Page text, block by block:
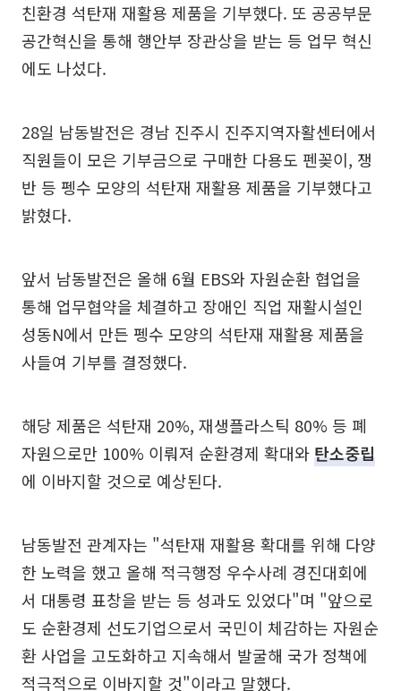
친환경 석탄재 재활용 제품을 기부했다. 또 공공부문
공간혁신을 통해 행안부 장관상을 받는 등 업무 혁신
에도 나섰다.
28일 남동발전은 경남 진주시 진주지역자활센터에서
직원들이 모은 기부금으로 구매한 다용도 펜꽂이, 쟁
반 등 펭수 모양의 석탄재 재활용 제품을 기부했다고
밝혔다.
앞서 남동발전은 올해 6월 EBS와 자원순환 협업을
통해 업무협약을 체결하고 장애인 직업 재활시설인
성동N에서 만든 펭수 모양의 석탄재 재활용 제품을
사들여 기부를 결정했다.
해당 제품은 석탄재 20%, 재생플라스틱 80% 등 폐
자원으로만 100% 이뤄져 순환경제 확대와탄소중립
에 이바지할 것으로 예상된다.
남동발전 관계자는 "석탄재 재활용 확대를 위해 다양
한 노력을 했고 올해 적극행정 우수사례 경진대회에
서 대통령 표창을 받는 등 성과도 있었다"며 "앞으로
도 순환경제 선도기업으로서 국민이 체감하는 자원순
환 사업을 고도화하고 지속해서 발굴해 국가 정책에
적극적으로 이바지할 것"이라고 말했다.